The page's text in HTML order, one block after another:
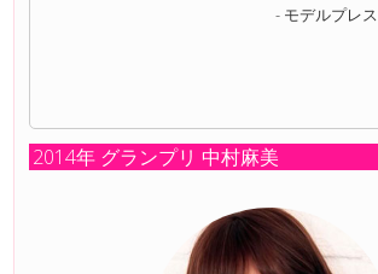
- モデルプレス
2014年 グランプリ 中村麻美